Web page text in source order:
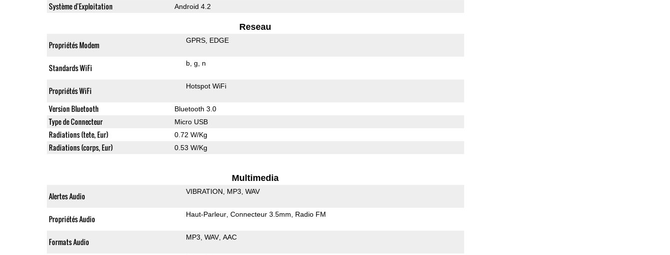
Système d'Exploitation Android 4.2
Reseau
Propriétés Modem GPRS EDGE
Standards WiFi b g n
Propriétés WiFi Hotspot WiFi
Version Bluetooth Bluetooth 3.0
Type de Connecteur Micro USB
Radiations (tete, Eur) 0.72 W/Kg
Radiations (corps, Eur) 0.53 W/Kg
Multimedia
Alertes Audio VIBRATION MP3 WAV
Propriétés Audio Haut-Parleur Connecteur 3.5mm Radio FM
Formats Audio MP3 WAV AAC